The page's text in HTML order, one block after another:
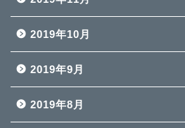
2019年10月
2019年9月
2019年8月